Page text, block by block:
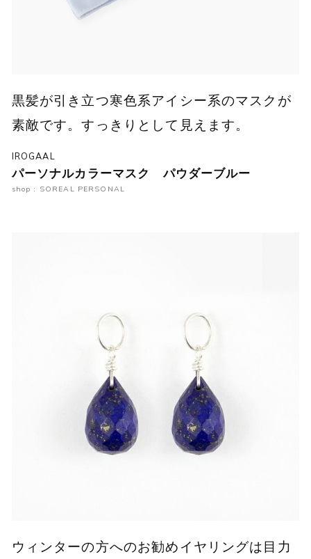
黒髪が引き立つ寒色系アイシー系のマスクが
素敵です。すっきりとして見えます。
IROGAAL
パーソナルカラーマスク パウダーブルー
shop : SOREAL PERSONAL
ウィンターの方へのお勧めイヤリングは目力